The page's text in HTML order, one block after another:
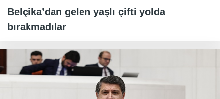
Belçika’dan gelen yaşlı çifti yolda
bırakmadılar